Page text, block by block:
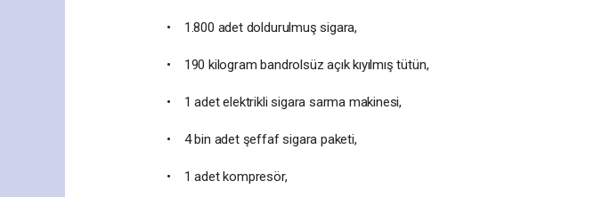
• 1.800 adet doldurulmuş sigara,
• 190 kilogram bandrolsüz açık kıyılmış tütün,
• 1 adet elektrikli sigara sarma makinesi,
• 4 bin adet şeffaf sigara paketi,
• 1 adet kompresör,